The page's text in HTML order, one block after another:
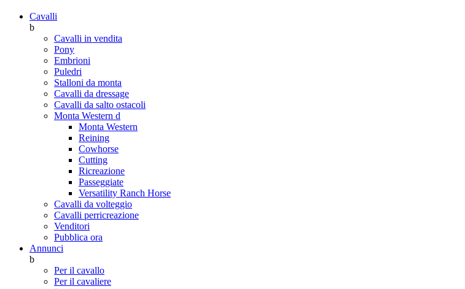
Cavalli
b
Cavalli in vendita
Pony
Embrioni
Puledri
Stalloni da monta
Cavalli da dressage
Cavalli da salto ostacoli
Monta Western d
Monta Western
Reining
Cowhorse
Cutting
Ricreazione
Passeggiate
Versatility Ranch Horse
Cavalli da volteggio
Cavalli perricreazione
Venditori
Pubblica ora
Annunci
b
Per il cavallo
Per il cavaliere